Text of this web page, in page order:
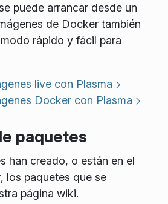
puede arrancar desde un
de Docker también
rápido y fácil para
live con Plasma
Docker con Plasma
paquetes
han creado, o están en el
los paquetes que se
página wiki.